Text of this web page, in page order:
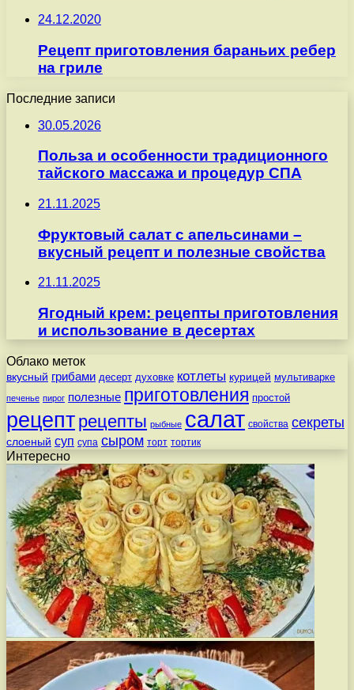
24.12.2020
Рецепт приготовления бараньих ребер
на гриле
Последние записи
30.05.2026
Польза и особенности традиционного
тайского массажа и процедур СПА
21.11.2025
Фруктовый салат с апельсинами –
вкусный рецепт и полезные свойства
21.11.2025
Ягодный крем: рецепты приготовления
и использование в десертах
Облако меток
вкусный грибами десерт духовке котлеты курицей мультиварке
печенье пирог полезные приготовления простой
рецепт рецепты рыбные салат свойства секреты
слоеный суп супа сыром торт тортик
Интересно